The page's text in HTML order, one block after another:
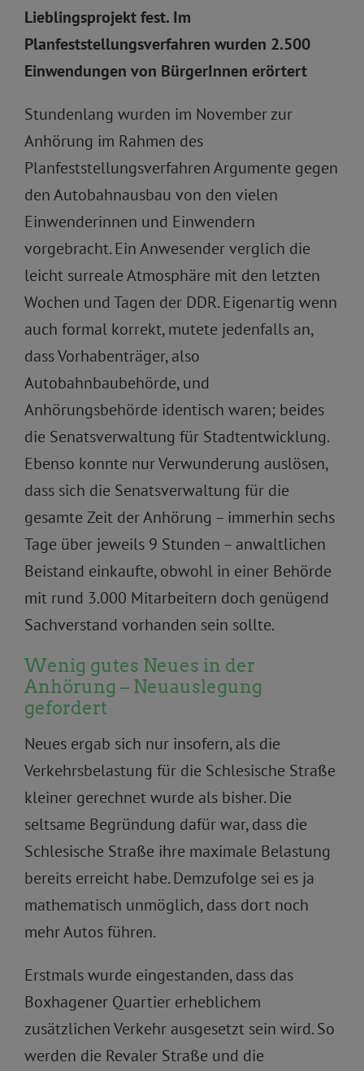
Lieblingsprojekt fest. Im
Planfeststellungsverfahren wurden 2.500
Einwendungen von BürgerInnen erörtert
Stundenlang wurden im November zur
Anhörung im Rahmen des
Planfeststellungsverfahren Argumente gegen
den Autobahnausbau von den vielen
Einwenderinnen und Einwendern
vorgebracht. Ein Anwesender verglich die
leicht surreale Atmosphäre mit den letzten
Wochen und Tagen der DDR. Eigenartig wenn
auch formal korrekt, mutete jedenfalls an,
dass Vorhabenträger, also
Autobahnbaubehörde, und
Anhörungsbehörde identisch waren; beides
die Senatsverwaltung für Stadtentwicklung.
Ebenso konnte nur Verwunderung auslösen,
dass sich die Senatsverwaltung für die
gesamte Zeit der Anhörung – immerhin sechs
Tage über jeweils 9 Stunden – anwaltlichen
Beistand einkaufte, obwohl in einer Behörde
mit rund 3.000 Mitarbeitern doch genügend
Sachverstand vorhanden sein sollte.
Wenig gutes Neues in der
Anhörung – Neuauslegung
gefordert
Neues ergab sich nur insofern, als die
Verkehrsbelastung für die Schlesische Straße
kleiner gerechnet wurde als bisher. Die
seltsame Begründung dafür war, dass die
Schlesische Straße ihre maximale Belastung
bereits erreicht habe. Demzufolge sei es ja
mathematisch unmöglich, dass dort noch
mehr Autos führen.
Erstmals wurde eingestanden, dass das
Boxhagener Quartier erheblichem
zusätzlichen Verkehr ausgesetzt sein wird. So
werden die Revaler Straße und die